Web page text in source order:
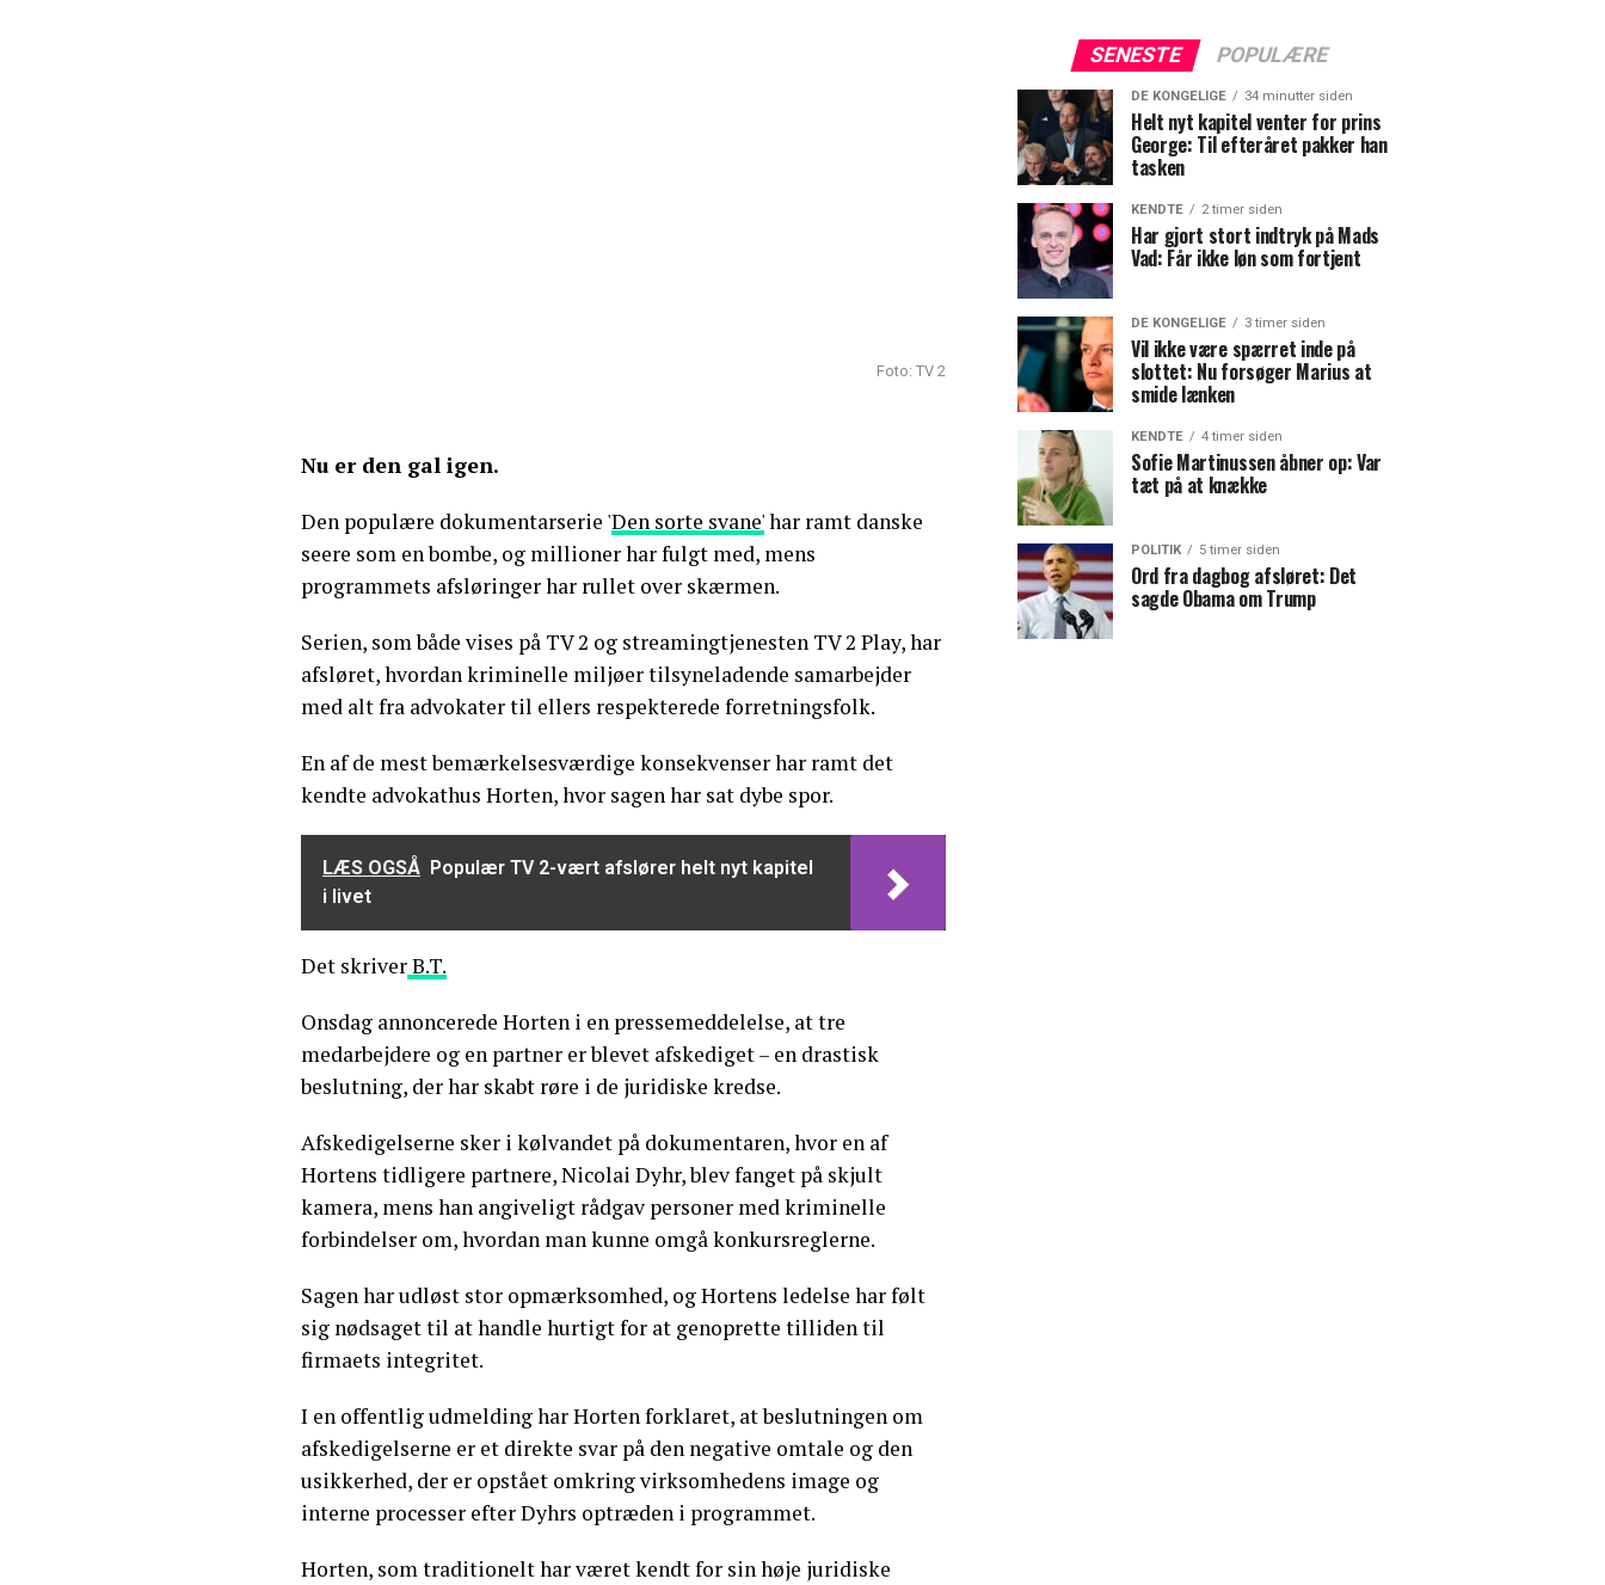
Foto: TV 2
Nu er den gal igen.
Den populære dokumentarserie 'Den sorte svane'har ramt danske
seere som en bombe, og millioner har fulgt med, mens
programmets afsløringer har rullet over skærmen.
Serien, som både vises på TV 2 og streamingtjenesten TV 2 Play, har
afsløret, hvordan kriminelle miljøer tilsyneladende samarbejder
med alt fra advokater til ellers respekterede forretningsfolk.
En af de mest bemærkelsesværdige konsekvenser har ramt det
kendte advokathus Horten, hvor sagen har sat dybe spor.
LÆS OGSÅ Populær TV 2-vært afslører helt nyt kapitel
i livet
Det skriverB.T.
Onsdag annoncerede Horten i en pressemeddelelse, at tre
medarbejdere og en partner er blevet afskediget – en drastisk
beslutning, der har skabt røre i de juridiske kredse.
Afskedigelserne sker i kølvandet på dokumentaren, hvor en af
Hortens tidligere partnere, Nicolai Dyhr, blev fanget på skjult
kamera, mens han angiveligt rådgav personer med kriminelle
forbindelser om, hvordan man kunne omgå konkursreglerne.
Sagen har udløst stor opmærksomhed, og Hortens ledelse har følt
sig nødsaget til at handle hurtigt for at genoprette tilliden til
firmaets integritet.
I en offentlig udmelding har Horten forklaret, at beslutningen om
afskedigelserne er et direkte svar på den negative omtale og den
usikkerhed, der er opstået omkring virksomhedens image og
interne processer efter Dyhrs optræden i programmet.
Horten, som traditionelt har været kendt for sin høje juridiske
SENESTE POPULÆRE
DE KONGELIGE 34 minutter siden
Helt nyt kapitel venter for prins
George: Til efteråret pakker han
tasken
KENDTE 2 timer siden
Har gjort stort indtryk på Mads
Vad: Får ikke løn som fortjent
DE KONGELIGE 3 timer siden
Vil ikke være spærret inde på
slottet: Nu forsøger Marius at
smide lænken
KENDTE 4 timer siden
Sofie Martinussen åbner op: Var
tæt på at knække
POLITIK 5 timer siden
Ord fra dagbog afsløret: Det
sagde Obama om Trump